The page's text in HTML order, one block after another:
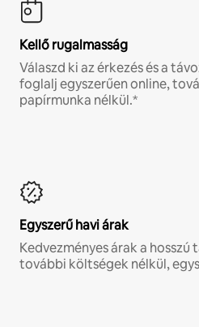
Kellő rugalmasság
Válaszd ki az érkezés és a
foglalj egyszerűen online,
papírmunka nélkül.*
Egyszerű havi árak
Kedvezményes árak a hosszú
további költségek nélkül,